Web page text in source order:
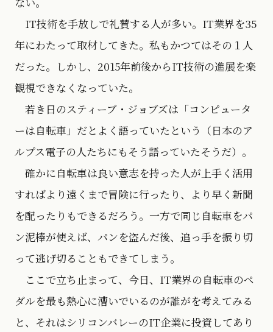
IT技術を手放しで礼賛する人が多い。IT業界を35
年にわたって取材してきた。私もかつてはその１人
だった。しかし、2015年前後からIT技術の進展を楽
観視できなくなっていた。
若き日のスティーブ・ジョブズは「コンピュータ
ーは自転車」だとよく語っていたという（日本のア
ルプス電子の人たちにもそう語っていたそうだ）。
確かに自転車は良い意志を持った人が上手く活用
すればより遠くまで冒険に行ったり、より早く新聞
を配ったりもできるだろう。一方で同じ自転車をパ
ン泥棒が使えば、パンを盗んだ後、追っ手を振り切
って逃げ切ることもできてしまう。
ここで立ち止まって、今日、IT業界の自転車のペ
ダルを最も熱心に漕いでいるのが誰がを考えてみる
と、それはシリコンバレーのIT企業に投資してあり